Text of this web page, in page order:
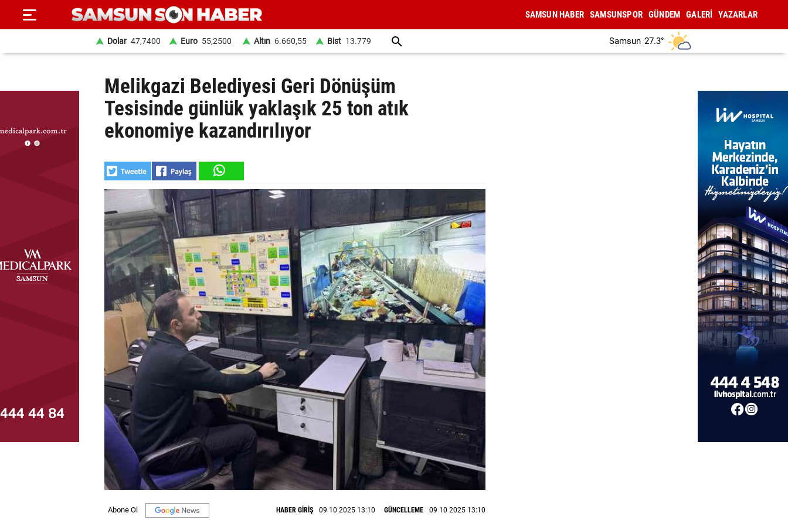
SAYFA
HABER
DÜNYA
MAGAZİN
Künye
İletişim
SAMSUN HABER SAMSUNSPOR GÜNDEM GALERİ YAZARLAR
Dolar 47,7400 Euro 55,2500 Altın 6.660,55 Bist 13.779 Samsun 27.3°
Melikgazi Belediyesi Geri Dönüşüm
Tesisinde günlük yaklaşık 25 ton atık
ekonomiye kazandırılıyor
HABER GİRİŞ 09 10 2025 13:10 GÜNCELLEME 09 10 2025 13:10